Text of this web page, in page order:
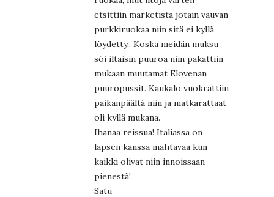
etsittiin marketista jotain vauvan
purkkiruokaa niin sitä ei kyllä
löydetty.. Koska meidän muksu
söi iltaisin puuroa niin pakattiin
mukaan muutamat Elovenan
puuropussit. Kaukalo vuokrattiin
paikanpäältä niin ja matkarattaat
oli kyllä mukana.
Ihanaa reissua! Italiassa on
lapsen kanssa mahtavaa kun
kaikki olivat niin innoissaan
pienestä!
Satu